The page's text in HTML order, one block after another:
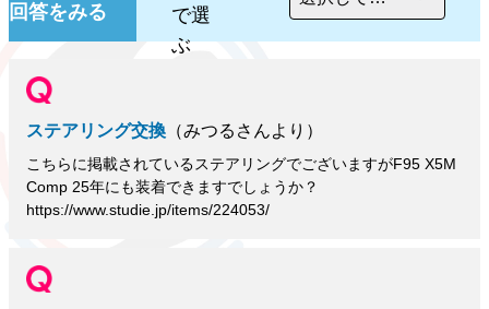
回答をみる
で選
ぶ
ステアリング交換 （みつるさんより）
こちらに掲載されているステアリングでございますがF95 X5M
Comp 25年にも装着できますでしょうか？
https://www.studie.jp/items/224053/